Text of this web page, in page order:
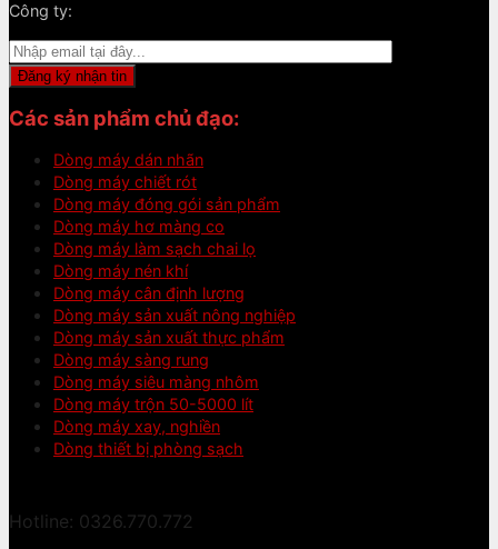
Công ty:
Các sản phẩm chủ đạo:
Dòng máy dán nhãn
Dòng máy chiết rót
Dòng máy đóng gói sản phẩm
Dòng máy hơ màng co
Dòng máy làm sạch chai lọ
Dòng máy nén khí
Dòng máy cân định lượng
Dòng máy sản xuất nông nghiệp
Dòng máy sản xuất thực phẩm
Dòng máy sàng rung
Dòng máy siêu màng nhôm
Dòng máy trộn 50-5000 lít
Dòng máy xay, nghiền
Dòng thiết bị phòng sạch
Hotline: 0326.770.772